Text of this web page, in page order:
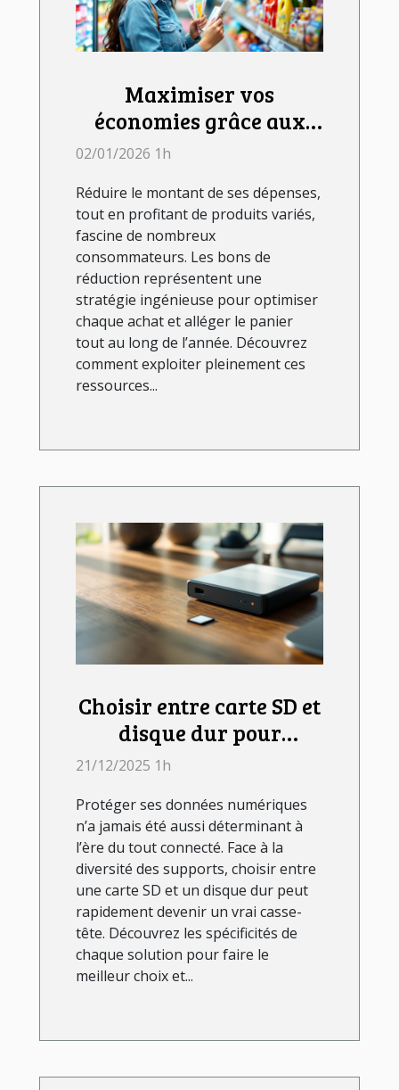
Maximiser vos
économies grâce aux
bons de réduction
02/01/2026 1h
Réduire le montant de ses dépenses,
tout en profitant de produits variés,
fascine de nombreux
consommateurs. Les bons de
réduction représentent une
stratégie ingénieuse pour optimiser
chaque achat et alléger le panier
tout au long de l’année. Découvrez
comment exploiter pleinement ces
ressources...
Choisir entre carte SD et
disque dur pour
sécuriser vos données ?
21/12/2025 1h
Protéger ses données numériques
n’a jamais été aussi déterminant à
l’ère du tout connecté. Face à la
diversité des supports, choisir entre
une carte SD et un disque dur peut
rapidement devenir un vrai casse-
tête. Découvrez les spécificités de
chaque solution pour faire le
meilleur choix et...